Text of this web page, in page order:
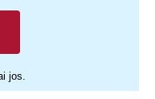
jos.